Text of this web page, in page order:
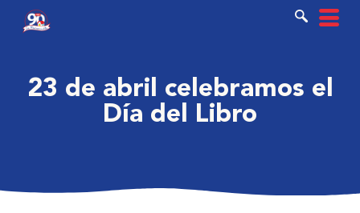
23 de abril celebramos el
Día del Libro